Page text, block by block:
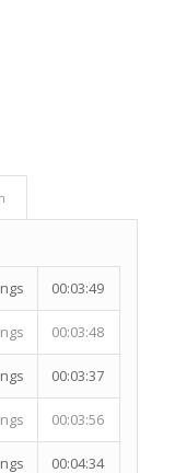
00:03:49
00:03:48
00:03:37
00:03:56
00:04:34